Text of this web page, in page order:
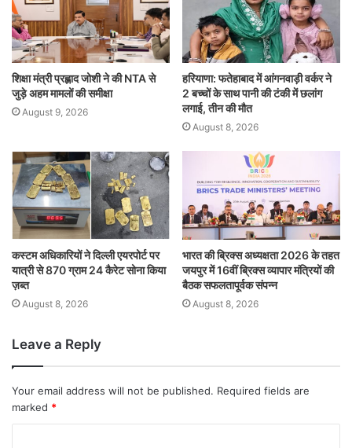
शिक्षा मंत्री प्रह्लाद जोशी ने की NTA से
जुड़े अहम मामलों की समीक्षा
August 9, 2026
हरियाणा: फतेहाबाद में आंगनवाड़ी वर्कर ने
2 बच्चों के साथ पानी की टंकी में छलांग
लगाई, तीन की मौत
August 8, 2026
कस्टम अधिकारियों ने दिल्ली एयरपोर्ट पर
यात्री से 870 ग्राम 24 कैरेट सोना किया
ज़ब्त
August 8, 2026
भारत की ब्रिक्‍स अध्यक्षता 2026 के तहत
जयपुर में 16वीं ब्रिक्‍स व्यापार मंत्रियों की
बैठक सफलतापूर्वक संपन्न
August 8, 2026
Leave a Reply
Your email address will not be published. Required fields are
marked *